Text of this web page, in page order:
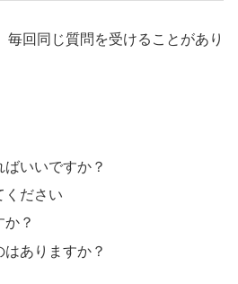
毎回同じ質問を受けることがあり
いいですか？
ください
？
ありますか？